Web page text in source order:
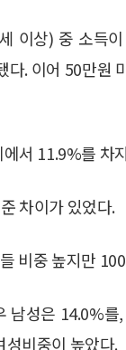
이상) 중 소득
다. 이어 50만원
서 11.9%를 차
차이가 있었다.
비중 높지만
남성은 14.0%
비중이 높았다.